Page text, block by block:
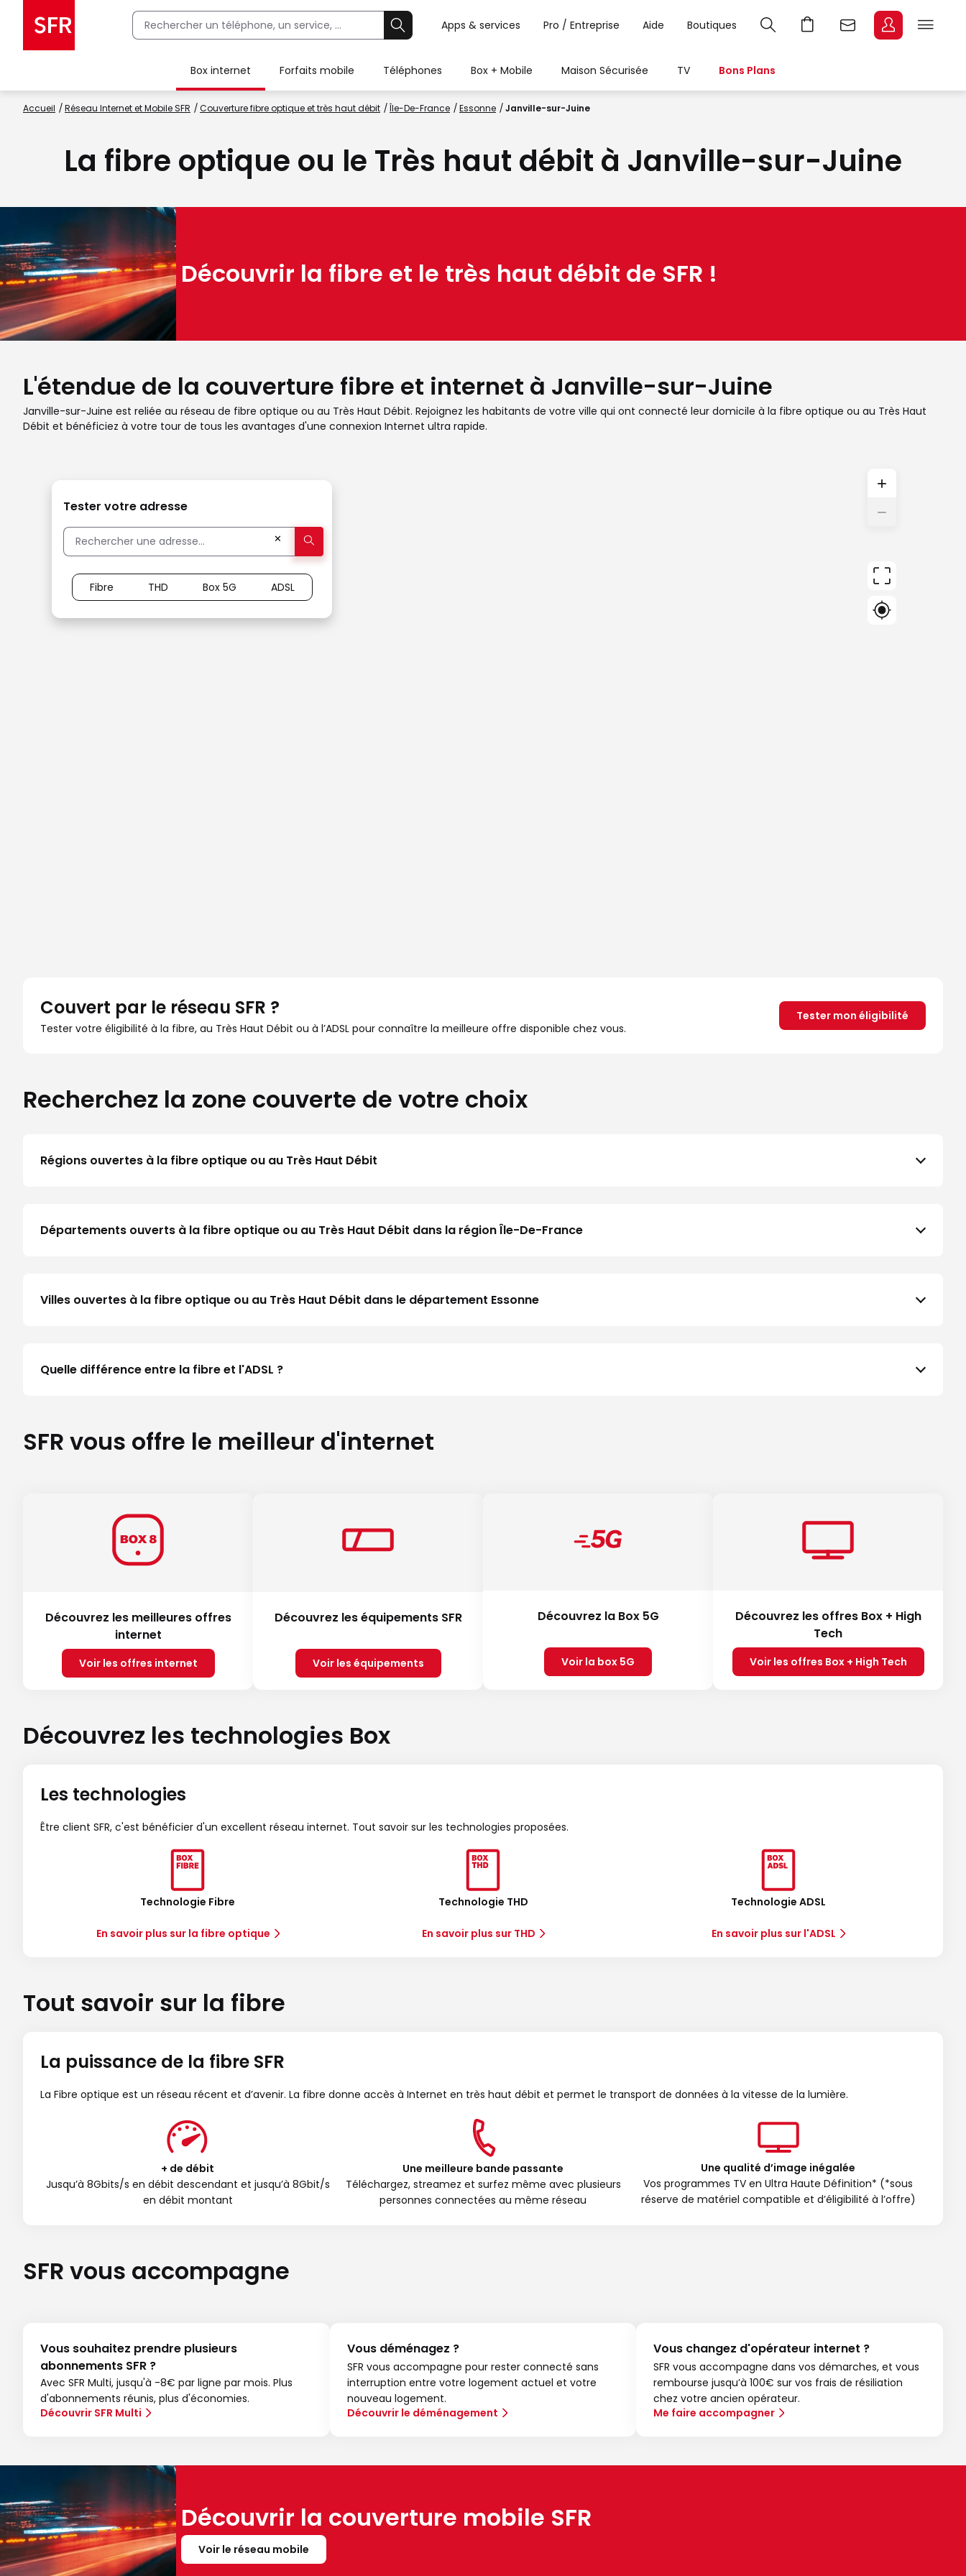
Apps & services Pro / Entreprise Aide Boutiques
Box internet Forfaits mobile Téléphones Box + Mobile Maison Sécurisée TV Bons Plans
Accueil Réseau Internet et Mobile SFR Couverture fibre optique et très haut débit Île-De-France Essonne Janville-sur-Juine
La fibre optique ou le Très haut débit à Janville-sur-Juine
Découvrir la fibre et le très haut débit de SFR !
L'étendue de la couverture fibre et internet à Janville-sur-Juine
Janville-sur-Juine est reliée au réseau de fibre optique ou au Très Haut Débit. Rejoignez les habitants de votre ville qui ont connecté leur domicile à la fibre optique ou au Très Haut
Débit et bénéficiez à votre tour de tous les avantages d'une connexion Internet ultra rapide.
+
−
Tester votre adresse
✕
Fibre THD Box 5G ADSL
Couvert par le réseau SFR ?
Tester votre éligibilité à la fibre, au Très Haut Débit ou à l’ADSL pour connaître la meilleure offre disponible chez vous.
Tester mon éligibilité
Recherchez la zone couverte de votre choix
Régions ouvertes à la fibre optique ou au Très Haut Débit
Départements ouverts à la fibre optique ou au Très Haut Débit dans la région Île-De-France
Villes ouvertes à la fibre optique ou au Très Haut Débit dans le département Essonne
Quelle différence entre la fibre et l'ADSL ?
SFR vous offre le meilleur d'internet
Découvrez les meilleures offres
internet
Voir les offres internet
Découvrez les équipements SFR
Voir les équipements
Découvrez la Box 5G
Voir la box 5G
Découvrez les offres Box + High
Tech
Voir les offres Box + High Tech
Découvrez les technologies Box
Les technologies
Être client SFR, c'est bénéficier d'un excellent réseau internet. Tout savoir sur les technologies proposées.
Technologie Fibre
En savoir plus sur la fibre optique
Technologie THD
En savoir plus sur THD
Technologie ADSL
En savoir plus sur l'ADSL
Tout savoir sur la fibre
La puissance de la fibre SFR
La Fibre optique est un réseau récent et d’avenir. La fibre donne accès à Internet en très haut débit et permet le transport de données à la vitesse de la lumière.
+ de débit
Jusqu’à 8Gbits/s en débit descendant et jusqu’à 8Gbit/s
en débit montant
Une meilleure bande passante
Téléchargez, streamez et surfez même avec plusieurs
personnes connectées au même réseau
Une qualité d’image inégalée
Vos programmes TV en Ultra Haute Définition* (*sous
réserve de matériel compatible et d’éligibilité à l’offre)
SFR vous accompagne
Vous souhaitez prendre plusieurs
abonnements SFR ?
Avec SFR Multi, jusqu'à -8€ par ligne par mois. Plus
d'abonnements réunis, plus d'économies.
Découvrir SFR Multi
Vous déménagez ?
SFR vous accompagne pour rester connecté sans
interruption entre votre logement actuel et votre
nouveau logement.
Découvrir le déménagement
Vous changez d'opérateur internet ?
SFR vous accompagne dans vos démarches, et vous
rembourse jusqu’à 100€ sur vos frais de résiliation
chez votre ancien opérateur.
Me faire accompagner
Découvrir la couverture mobile SFR
Voir le réseau mobile